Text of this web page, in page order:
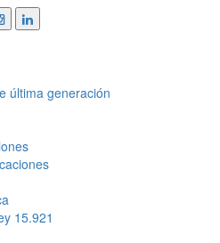
última generación
15.921